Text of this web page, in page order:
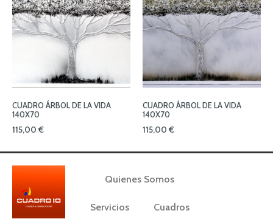
CUADRO ÁRBOL DE LA VIDA
140X70
115,00 €
CUADRO ÁRBOL DE LA VIDA
140X70
115,00 €
Quienes Somos
Servicios Cuadros